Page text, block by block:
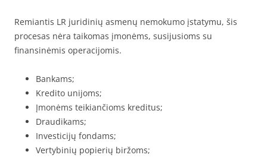
Remiantis LR juridinių asmenų nemokumo įstatymu, šis
procesas nėra taikomas įmonėms, susijusioms su
finansinėmis operacijomis.
Bankams;
Kredito unijoms;
Įmonėms teikiančioms kreditus;
Draudikams;
Investicijų fondams;
Vertybinių popierių biržoms;